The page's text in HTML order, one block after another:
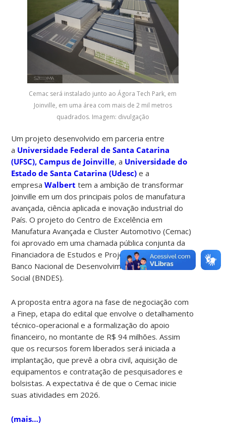
Cemac será instalado junto ao Ágora Tech Park, em
Joinville, em uma área com mais de 2 mil metros
quadrados. Imagem: divulgação
Um projeto desenvolvido em parceria entre
a Universidade Federal de Santa Catarina
(UFSC), Campus de Joinville, a Universidade do
Estado de Santa Catarina (Udesc) e a
empresaWalbert tem a ambição de transformar
Joinville em um dos principais polos de manufatura
avançada, ciência aplicada e inovação industrial do
País. O projeto do Centro de Excelência em
Manufatura Avançada e Cluster Automotivo (Cemac)
foi aprovado em uma chamada pública conjunta da
Financiadora de Estudos e Projetos (Finep) e do
Banco Nacional de Desenvolvimento Econômico e
Social (BNDES).
A proposta entra agora na fase de negociação com
a Finep, etapa do edital que envolve o detalhamento
técnico-operacional e a formalização do apoio
financeiro, no montante de R$ 94 milhões. Assim
que os recursos forem liberados será iniciada a
implantação, que prevê a obra civil, aquisição de
equipamentos e contratação de pesquisadores e
bolsistas. A expectativa é de que o Cemac inicie
suas atividades em 2026.
(mais…)